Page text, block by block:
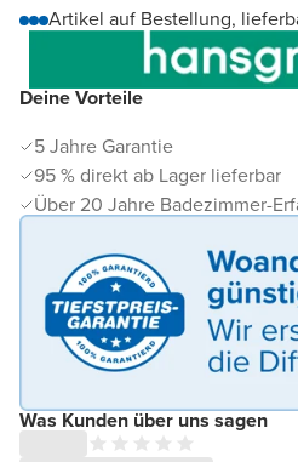
Deine Vorteile
5 Jahre Garantie
95 % direkt ab Lager lieferbar
Über 20 Jahre Badezimmer-
Was Kunden über uns sagen
Artikel auf Bestellung,